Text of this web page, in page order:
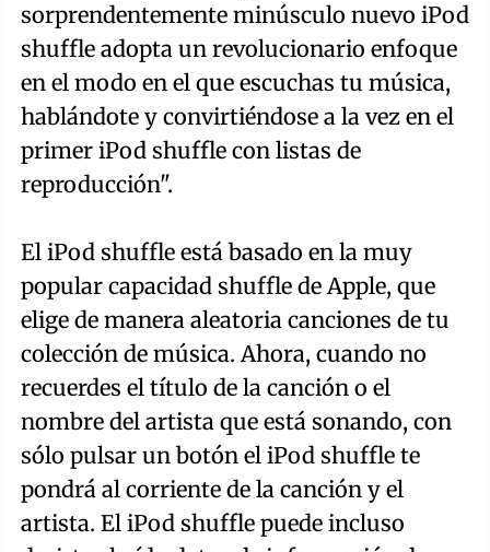
sorprendentemente minúsculo nuevo iPod
shuffle adopta un revolucionario enfoque
en el modo en el que escuchas tu música,
hablándote y convirtiéndose a la vez en el
primer iPod shuffle con listas de
reproducción".
El iPod shuffle está basado en la muy
popular capacidad shuffle de Apple, que
elige de manera aleatoria canciones de tu
colección de música. Ahora, cuando no
recuerdes el título de la canción o el
nombre del artista que está sonando, con
sólo pulsar un botón el iPod shuffle te
pondrá al corriente de la canción y el
artista. El iPod shuffle puede incluso